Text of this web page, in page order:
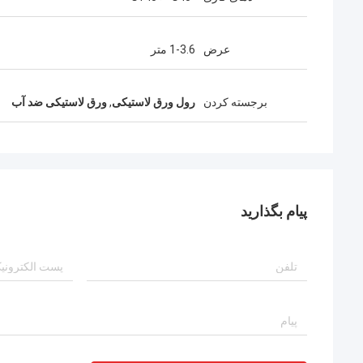
عرض 1-3.6 متر
برجسته کردن رول ورق لاستیکی,ورق لاستیکی ضد آب
پیام بگذارید